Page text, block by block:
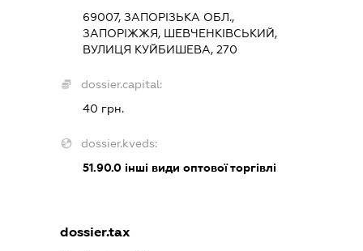
69007, ЗАПОРІЗЬКА ОБЛ.,
ЗАПОРІЖЖЯ, ШЕВЧЕНКІВСЬКИЙ,
ВУЛИЦЯ КУЙБИШЕВА, 270
dossier.capital:
40 грн.
dossier.kveds:
51.90.0інші види оптової торгівлі
dossier.tax